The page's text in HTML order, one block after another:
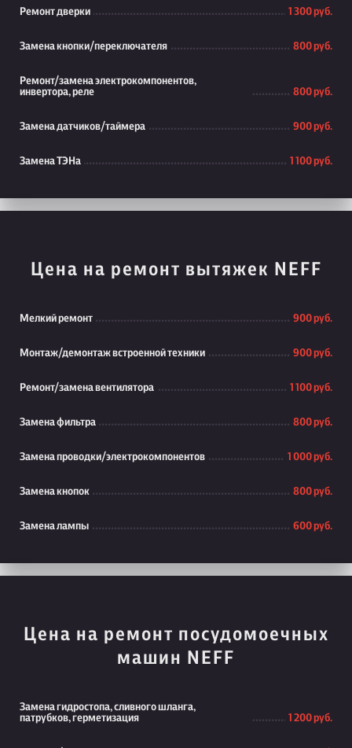
Ремонт дверки 1 300 руб.
Замена кнопки/переключателя 800 руб.
Ремонт/замена электрокомпонентов,
инвертора, реле
800 руб.
Замена датчиков/таймера 900 руб.
Замена ТЭНа 1 100 руб.
Цена на ремонт вытяжек NEFF
Мелкий ремонт 900 руб.
Монтаж/демонтаж встроенной техники 900 руб.
Ремонт/замена вентилятора 1 100 руб.
Замена фильтра 800 руб.
Замена проводки/электрокомпонентов 1 000 руб.
Замена кнопок 800 руб.
Замена лампы 600 руб.
Цена на ремонт посудомоечных
машин NEFF
Замена гидростопа, сливного шланга,
патрубков, герметизация
1 200 руб.